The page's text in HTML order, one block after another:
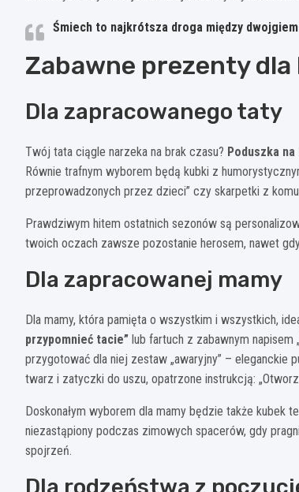
Śmiech to najkrótsza droga między
Zabawne prezenty dla
Dla zapracowanego taty
Twój tata ciągle narzeka na brak czasu? Poduszka
Równie trafnym wyborem będą kubki z
przeprowadzonych przez dzieci” czy skarpetki z
Prawdziwym hitem ostatnich sezonów są
twoich oczach zawsze pozostanie herosem, nawet
Dla zapracowanej mamy
Dla mamy, która pamięta o wszystkim i wszystkich,
przypomnieć tacie” lub fartuch z zabawnym
przygotować dla niej zestaw „awaryjny” – eleganckie
twarz i zatyczki do uszu, opatrzone instrukcją:
Doskonałym wyborem dla mamy będzie także kubek
niezastąpiony podczas zimowych spacerów, gdy
spojrzeń.
Dla rodzeństwa z